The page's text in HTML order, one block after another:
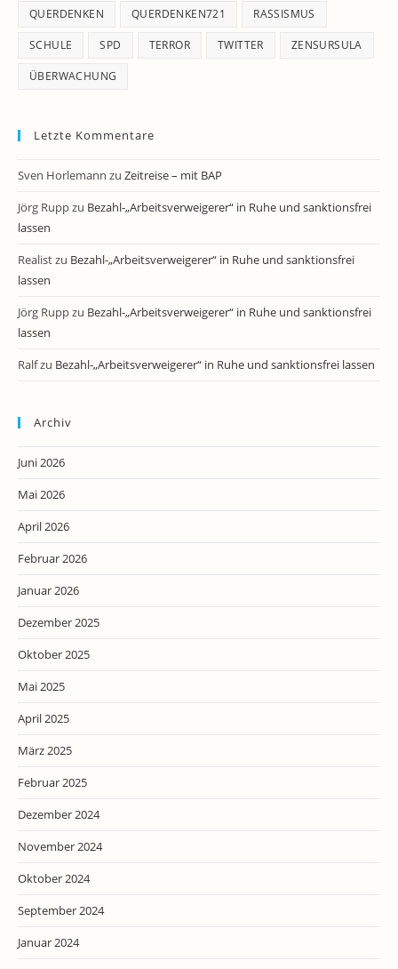
QUERDENKEN QUERDENKEN721 RASSISMUS
SCHULE SPD TERROR TWITTER ZENSURSULA
ÜBERWACHUNG
Letzte Kommentare
Sven Horlemann zu Zeitreise – mit BAP
Jörg Ruppzu Bezahl-„Arbeitsverweigerer“ in Ruhe und sanktionsfrei
lassen
Realistzu Bezahl-„Arbeitsverweigerer“ in Ruhe und sanktionsfrei
lassen
Jörg Ruppzu Bezahl-„Arbeitsverweigerer“ in Ruhe und sanktionsfrei
lassen
Ralfzu Bezahl-„Arbeitsverweigerer“ in Ruhe und sanktionsfrei lassen
Archiv
Juni 2026
Mai 2026
April 2026
Februar 2026
Januar 2026
Dezember 2025
Oktober 2025
Mai 2025
April 2025
März 2025
Februar 2025
Dezember 2024
November 2024
Oktober 2024
September 2024
Januar 2024